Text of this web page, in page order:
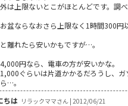
は上限ないとこがほとんどです。調べ
盆ならなおさら上限なく1時間300円
離れたら安いかもですが…。
円なら、電車の方が安いかな。
ぐらいは片道かかるだろうし、ガ
…。
ちは リラックママさん | 2012/06/21